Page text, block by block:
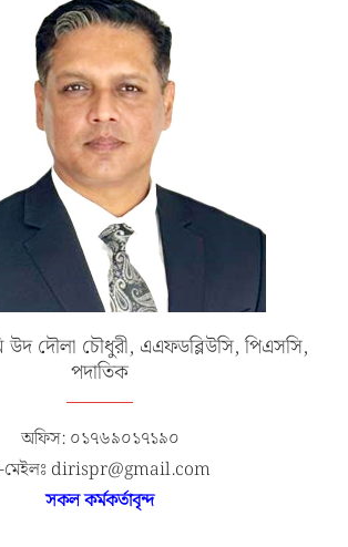
উদ দৌলা চৌধুরী, এএফডব্লিউসি, পিএসসি,
পদাতিক
অফিস: ০১৭৬৯০১৭১৯০
মেইলঃ dirispr@gmail.com
সকল কর্মকর্তাবৃন্দ